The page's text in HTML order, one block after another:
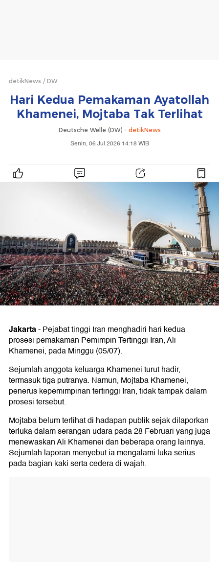
detikNews DW
Hari Kedua Pemakaman Ayatollah
Khamenei, Mojtaba Tak Terlihat
Deutsche Welle (DW) - detikNews
Senin, 06 Jul 2026 14:18 WIB
Jakarta-Pejabat tinggi Iran menghadiri hari kedua
prosesi pemakaman Pemimpin Tertinggi Iran, Ali
Khamenei, pada Minggu (05/07).
Sejumlah anggota keluarga Khamenei turut hadir,
termasuk tiga putranya. Namun, Mojtaba Khamenei,
penerus kepemimpinan tertinggi Iran, tidak tampak dalam
prosesi tersebut.
Mojtaba belum terlihat di hadapan publik sejak dilaporkan
terluka dalam serangan udara pada 28 Februari yang juga
menewaskan Ali Khamenei dan beberapa orang lainnya.
Sejumlah laporan menyebut ia mengalami luka serius
pada bagian kaki serta cedera di wajah.